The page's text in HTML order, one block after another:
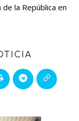
la República en